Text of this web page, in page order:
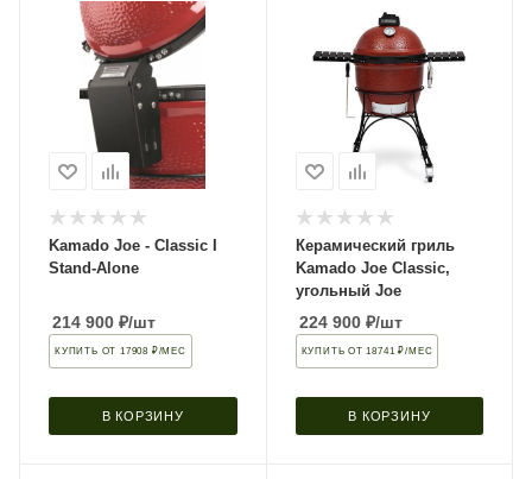
Kamado Joe - Classic I
Stand-Alone
214 900 ₽/шт
КУПИТЬ ОТ 17908 ₽/МЕС
В КОРЗИНУ
Керамический гриль
Kamado Joe Classic,
угольный Joe
224 900₽/шт
КУПИТЬ ОТ 18741 ₽/МЕС
В КОРЗИНУ